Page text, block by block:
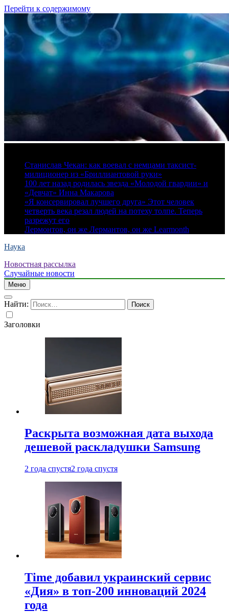
Перейти к содержимому
Станислав Чекан: как воевал с немцами таксист-
милиционер из «Бриллиантовой руки»
100 лет назад родилась звезда «Молодой гвардии» и
«Девчат» Инна Макарова
«Я консервировал лучшего друга» Этот человек
четверть века резал людей на потеху толпе. Теперь
разрежут его
Лермонтов, он же Лермантов, он же Learmonth
Наука
Новостная рассылка
Случайные новости
Меню
Найти:
Заголовки
Раскрыта возможная дата выхода
дешевой раскладушки Samsung
2 года спустя2 года спустя
Time добавил украинский сервис
«Дия» в топ-200 инноваций 2024
года